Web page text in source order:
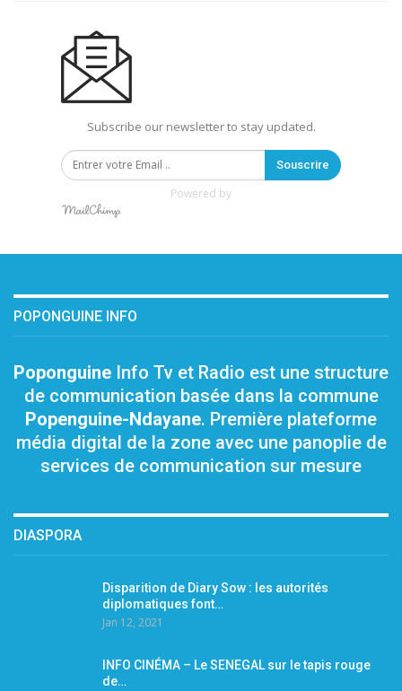
Subscribe our newsletter to stay updated.
Souscrire
Powered by
POPONGUINE INFO
Poponguine Info Tv et Radio est une structure
de communication basée dans la commune
Popenguine-Ndayane. Première plateforme
média digital de la zone avec une panoplie de
services de communication sur mesure
DIASPORA
Disparition de Diary Sow : les autorités
diplomatiques font…
Jan 12, 2021
INFO CINÉMA – Le SENEGAL sur le tapis rouge
de…